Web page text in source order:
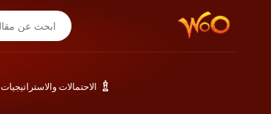
الاحتمالات والاستراتيجيات